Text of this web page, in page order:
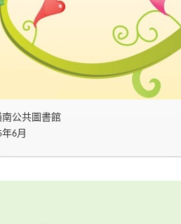
公共圖書館
6月